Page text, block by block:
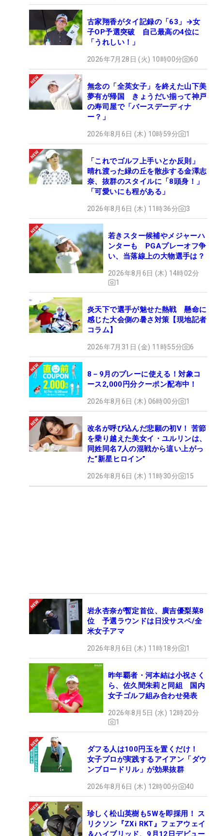
古家翔香がタイ記録の「63」→女
子OP予選突破 自己最高の4位に
「うれしい！」
2026年7月28日 (火) 10時00分 60
無念の「全英女子」を終えた山下美
夢有が帰国 きょうだい揃って神戸
の寿司屋で「バースデーディナ
ー？」
2026年8月6日 (木) 10時59分 1
「これでゴルフ上手いとか反則」
晴れ渡った緑の丘を散歩する金澤志
奈、抜群のスタイルに「8頭身！」
「可愛いにも程がある」
2026年8月6日 (木) 11時36分 3
若きスター候補やメジャーハ
ンターも PGAプレーオフ争
い、当落線上の大物選手は？
2026年8月6日 (木) 14時02分
1
炎天下で選手が魅せた熱戦 懸命に
感じた大会側の暑さ対策【現地記者
コラム】
2026年7月31日 (金) 11時55分 6
8－9月のプレーに使える！対象コ
ース2,000円分クーポン配布中！
2026年8月6日 (木) 06時00分 1
改名が呼び込んだ悲願の初V！ 苦節
を乗り越えた美女イ・ユルリンは、
同姓同名7人の混戦から這い上がっ
た“新星ヒロイン”
2026年8月6日 (木) 11時30分 15
岩永杏奈が暫定首位、廣吉優梨菜8
位 予選ラウンドは日没サスペ/全
米女子アマ
2026年8月6日 (木) 11時18分 1
昨年覇者・河本結は小祝さく
ら、佐久間朱莉と同組 国内
女子ゴルフ組み合わせ発表
2026年8月5日 (水) 12時20分
1
ダフる人は100円玉を置くだけ！
女子プロが実践するアイアン「ダウ
ンブロードリル」が効果抜群
2026年8月6日 (木) 12時00分 40
珍しく松山英樹も5Wを即採用！ ス
リクソン『ZXi RKT』フェアウェイ
＆ハイブリッド、9月12日デビュー